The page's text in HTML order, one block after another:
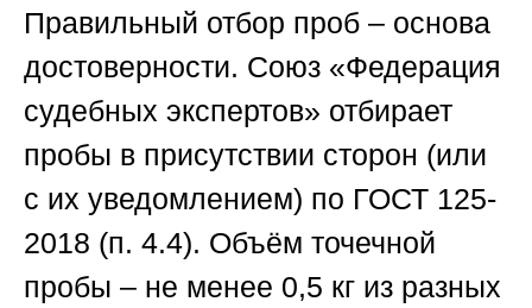
Правильный отбор проб – основа
достоверности. Союз «Федерация
судебных экспертов» отбирает
пробы в присутствии сторон (или
с их уведомлением) по ГОСТ 125-
2018 (п. 4.4). Объём точечной
пробы – не менее 0,5 кг из разных